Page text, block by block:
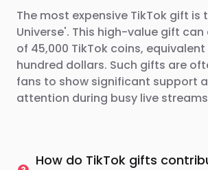
The most expensive TikTok gift is
Universe'. This high-value gift
of 45,000 TikTok coins,
hundred dollars. Such gifts are
fans to show significant support
attention during busy live
How do TikTok gifts